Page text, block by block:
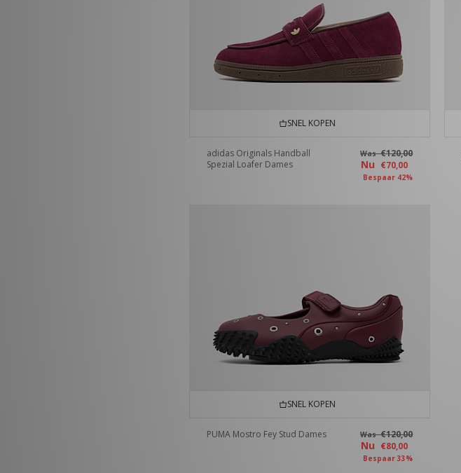
SNEL KOPEN
adidas Originals Handball
Spezial Loafer Dames
Was€120,00
Nu €70,00
Bespaar 42%
SNEL KOPEN
PUMA Mostro Fey Stud Dames Was€120,00
Nu €80,00
Bespaar 33%